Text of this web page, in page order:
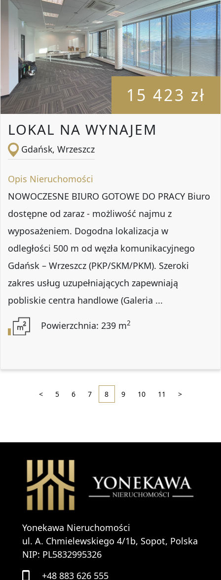
15 423 zł
LOKAL NA WYNAJEM
Gdańsk, Wrzeszcz
Opis Nieruchomości
NOWOCZESNE BIURO GOTOWE DO PRACY Biuro
dostępne od zaraz - możliwość najmu z
wyposażeniem. Dogodna lokalizacja w
odległości 500 m od węzła komunikacyjnego
Gdańsk – Wrzeszcz (PKP/SKM/PKM). Szeroki
zakres usług uzupełniających zapewniają
pobliskie centra handlowe (Galeria ...
Powierzchnia: 239 m2
< 5 6 7 8 9 10 11 >
Yonekawa Nieruchomości
ul. A. Chmielewskiego 4/1b, Sopot, Polska
NIP: PL5832995326
+48 883 626 555